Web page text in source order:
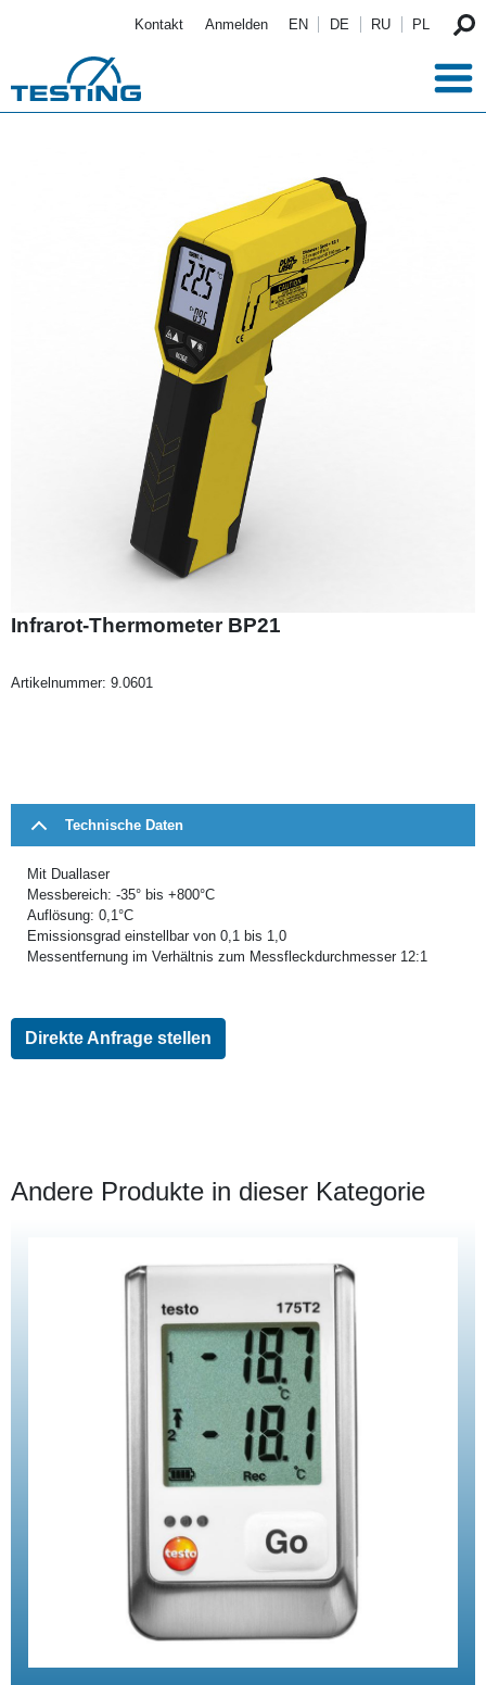
Kontakt Anmelden EN DE RU PL
Infrarot-Thermometer BP21
Artikelnummer: 9.0601
Technische Daten
Mit Duallaser
Messbereich: -35° bis +800°C
Auflösung: 0,1°C
Emissionsgrad einstellbar von 0,1 bis 1,0
Messentfernung im Verhältnis zum Messfleckdurchmesser 12:1
Direkte Anfrage stellen
Andere Produkte in dieser Kategorie